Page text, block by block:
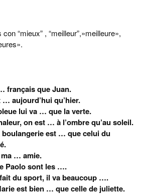
“mieux” , “meilleur”,»meilleure»,
français que Juan.
… aujourd’hui qu’hier.
lui va … que la verte.
on est … à l’ombre qu’au soleil.
boulangerie est … que celui du
… amie.
Paolo sont les ….
du sport, il va beaucoup ….
est bien … que celle de juliette.